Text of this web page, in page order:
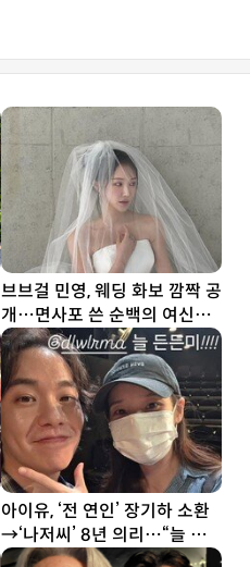
브브걸 민영, 웨딩 화보 깜짝 공
개…면사포 쓴 순백의 여신
[DA★]
아이유, ‘전 연인’ 장기하 소환
→‘나저씨’ 8년 의리…“늘 든
든” [SD톡톡]